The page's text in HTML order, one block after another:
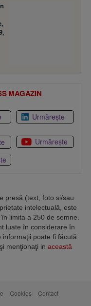
MAGAZIN
Urmărește
Urmărește
presă (text, foto si/sau
intelectuală, este
limita a 250 de semne.
luate în considerare în
poate fi făcută
menţionaţi in această
Cookies Contact